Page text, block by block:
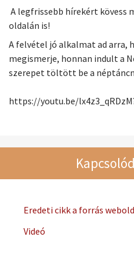
A legfrissebb hírekért kövess
oldalán is!
A felvétel jó alkalmat ad arra,
megismerje, honnan indult a
szerepet töltött be a
https://youtu.be/
Eredeti cikk a forrás
Videó